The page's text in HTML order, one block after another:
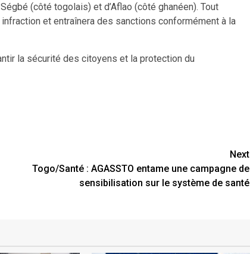
(côté togolais) et d’Aflao (côté ghanéen). Tout
et entraînera des sanctions conformément à la
la sécurité des citoyens et la protection du
Next
Togo/Santé : AGASSTO entame une campagne de
sensibilisation sur le système de santé